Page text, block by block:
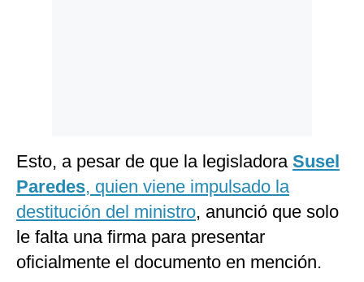
Esto, a pesar de que la legisladora Susel
Paredes, quien viene impulsado la
destitución del ministro, anunció que solo
le falta una firma para presentar
oficialmente el documento en mención.